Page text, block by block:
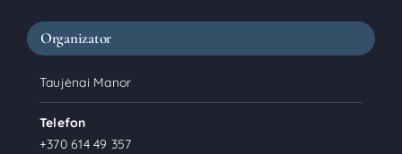
Organizator
Taujėnai Manor
Telefon
+370 614 49 357